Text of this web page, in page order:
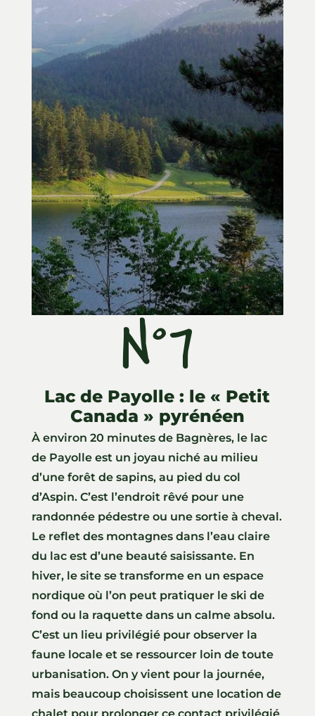
N°7
ll
Lac de Payolle : le « Petit
Canada » pyrénéen
À environ 20 minutes de Bagnères, le lac
de Payolle est un joyau niché au milieu
d’une forêt de sapins, au pied du col
d’Aspin. C’est l’endroit rêvé pour une
randonnée pédestre ou une sortie à cheval.
Le reflet des montagnes dans l’eau claire
du lac est d’une beauté saisissante. En
hiver, le site se transforme en un espace
nordique où l’on peut pratiquer le ski de
fond ou la raquette dans un calme absolu.
C’est un lieu privilégié pour observer la
faune locale et se ressourcer loin de toute
urbanisation. On y vient pour la journée,
mais beaucoup choisissent une location de